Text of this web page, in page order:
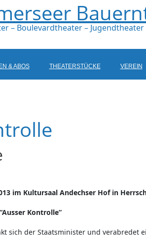
– Boulevardtheater –
& ABOS THEATERSTÜCKE VEREIN
im Kultursaal Andechser Hof in
Kontrolle”
sich der Staatsminister und